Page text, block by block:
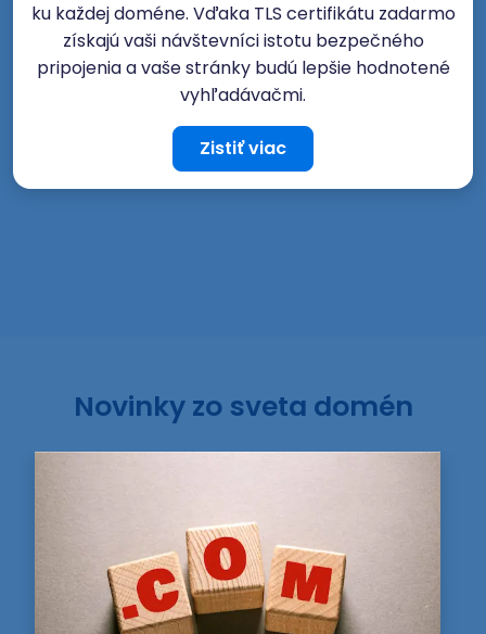
ku každej doméne. Vďaka TLS certifikátu zadarmo
získajú vaši návštevníci istotu bezpečného
pripojenia a vaše stránky budú lepšie hodnotené
vyhľadávačmi.
Zistiť viac
Novinky zo sveta domén